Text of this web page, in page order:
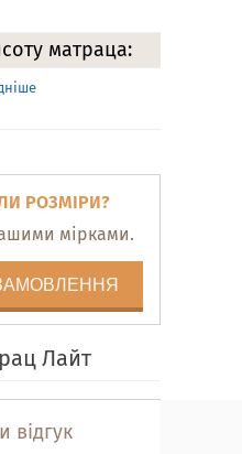
матраца:
РОЗМІРИ?
мірками.
Лайт
відгук